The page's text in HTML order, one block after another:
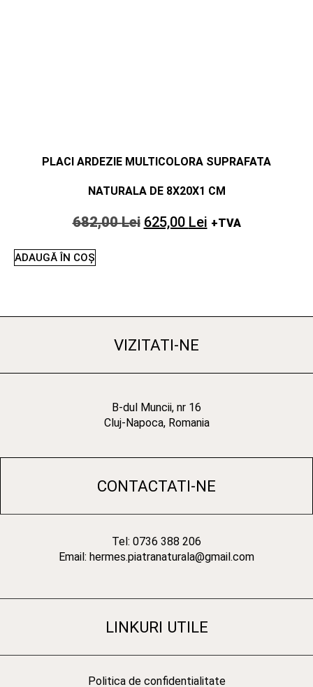
PLACI ARDEZIE MULTICOLORA SUPRAFATA
NATURALA DE 8X20X1 CM
682,00Lei 625,00 Lei +TVA
ADAUGĂ ÎN COȘ
VIZITATI-NE
B-dul Muncii, nr 16
Cluj-Napoca, Romania
CONTACTATI-NE
Tel: 0736 388 206
Email: hermes.piatranaturala@gmail.com
LINKURI UTILE
Politica de confidentialitate